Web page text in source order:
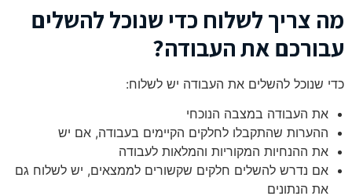
מה צריך לשלוח כדי שנוכל להשלים
עבורכם את העבודה?
כדי שנוכל להשלים את העבודה יש לשלוח:
את העבודה במצבה הנוכחי
ההערות שהתקבלו לחלקים הקיימים בעבודה, אם יש
את ההנחיות המקוריות והמלאות לעבודה
אם נדרש להשלים חלקים שקשורים לממצאים, יש לשלוח גם
את הנתונים